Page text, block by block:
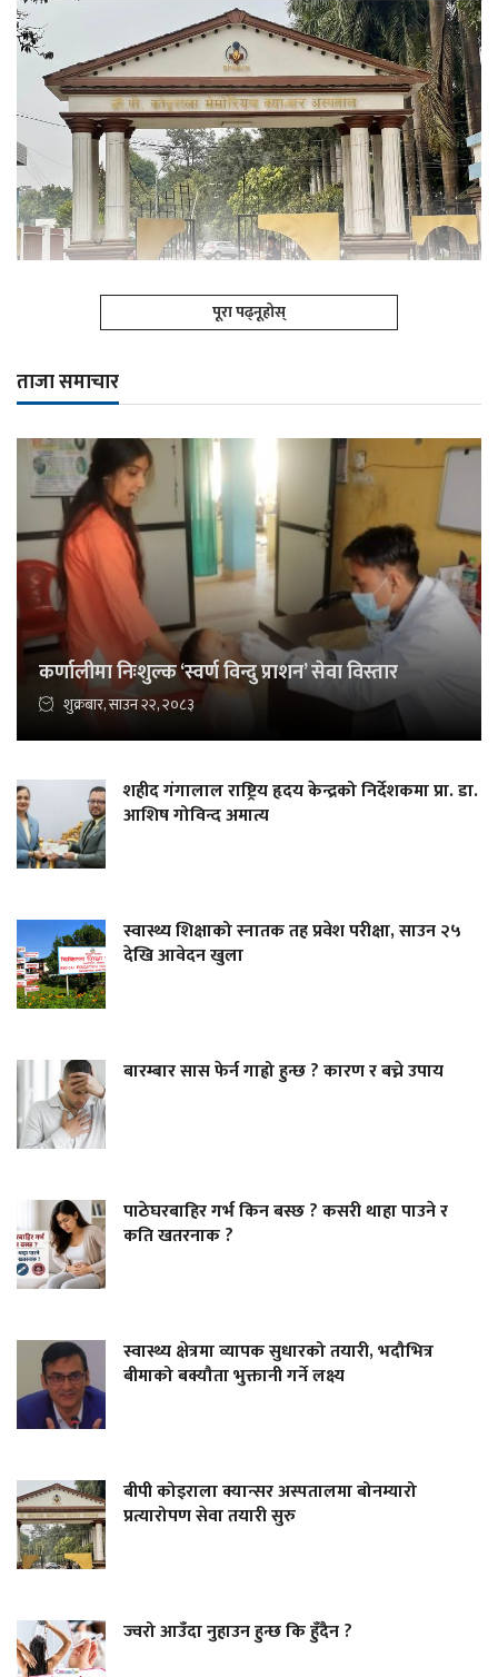
पूरा पढ्नूहोस्
ताजा समाचार
कर्णालीमा निःशुल्क ‘स्वर्ण विन्दु प्राशन’ सेवा विस्तार
शुक्रबार, साउन २२, २०८३
शहीद गंगालाल राष्ट्रिय हृदय केन्द्रको निर्देशकमा प्रा. डा.
आशिष गोविन्द अमात्य
स्वास्थ्य शिक्षाको स्नातक तह प्रवेश परीक्षा, साउन २५
देखि आवेदन खुला
बारम्बार सास फेर्न गाह्रो हुन्छ ? कारण र बच्ने उपाय
पाठेघरबाहिर गर्भ किन बस्छ ? कसरी थाहा पाउने र
कति खतरनाक ?
स्वास्थ्य क्षेत्रमा व्यापक सुधारको तयारी, भदौभित्र
बीमाको बक्यौता भुक्तानी गर्ने लक्ष्य
बीपी कोइराला क्यान्सर अस्पतालमा बोनम्यारो
प्रत्यारोपण सेवा तयारी सुरु
ज्वरो आउँदा नुहाउन हुन्छ कि हुँदैन ?